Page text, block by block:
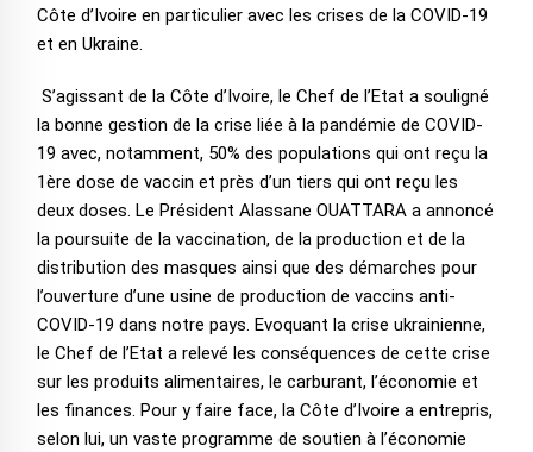
Côte d’Ivoire en particulier avec les crises de la COVID-19
et en Ukraine.
S’agissant de la Côte d’Ivoire, le Chef de l’Etat a souligné
la bonne gestion de la crise liée à la pandémie de COVID-
19 avec, notamment, 50% des populations qui ont reçu la
1ère dose de vaccin et près d’un tiers qui ont reçu les
deux doses. Le Président Alassane OUATTARA a annoncé
la poursuite de la vaccination, de la production et de la
distribution des masques ainsi que des démarches pour
l’ouverture d’une usine de production de vaccins anti-
COVID-19 dans notre pays. Evoquant la crise ukrainienne,
le Chef de l’Etat a relevé les conséquences de cette crise
sur les produits alimentaires, le carburant, l’économie et
les finances. Pour y faire face, la Côte d’Ivoire a entrepris,
selon lui, un vaste programme de soutien à l’économie